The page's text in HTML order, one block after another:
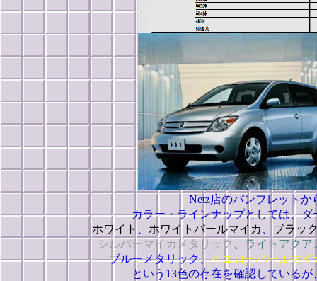
Netz店のパンフレットか
カラー・ラインナップとしては、ダ
ホワイト 、 ホワイトパールマイカ 、 ブラッ
シルバーマイカメタリック 、 ライトアクア
ブルーメタリック、イエローパールマイ
という13色の存在を確認している